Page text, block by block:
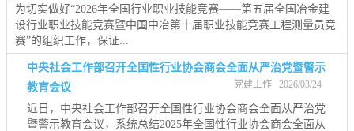
为切实做好“2026年全国行业职业技能竞赛——第五届全国冶金建
设行业职业技能竞赛暨中国中冶第十届职业技能竞赛工程测量员竞
赛”的组织工作，保证...
中央社会工作部召开全国性行业协会商会全面从严治党暨警示
教育会议
党建工作 2026/03/24
近日，中央社会工作部召开全国性行业协会商会全面从严治党
暨警示教育会议，系统总结2025年全国性行业协会商会全面从